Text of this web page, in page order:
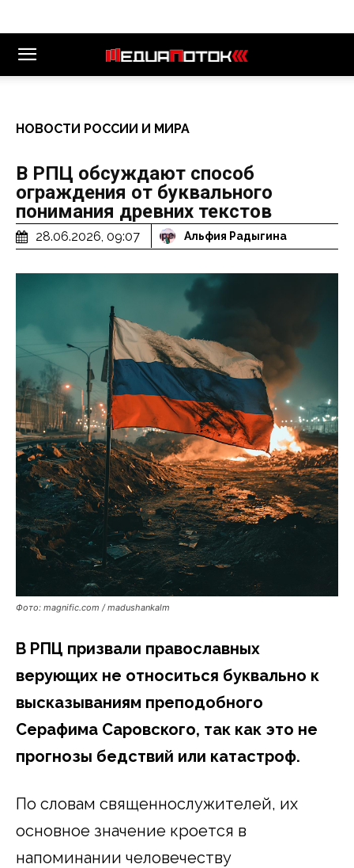
НОВОСТИ РОССИИ И МИРА
В РПЦ обсуждают способ
ограждения от буквального
понимания древних текстов
28.06.2026, 09:07 Альфия Радыгина
Фото: magnific.com / madushankalm
В РПЦ призвали православных
верующих не относиться буквально к
высказываниям преподобного
Серафима Саровского, так как это не
прогнозы бедствий или катастроф.
По словам священнослужителей, их
основное значение кроется в
напоминании человечеству